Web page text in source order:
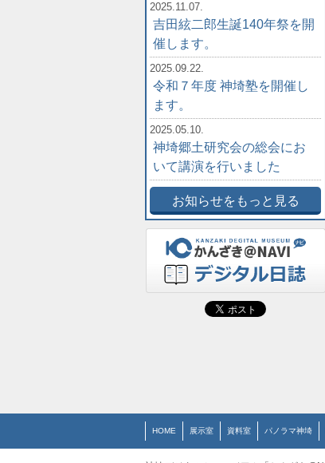
2025.11.07.
吉田絃二郎生誕140年祭を開
催します。
2025.09.22.
令和７年度 神埼塾を開催し
ます。
2025.05.10.
神埼郷土研究会の総会にお
いて講演を行いました
お知らせをもっと見る
HOME 展示室 資料室 パノラマ神埼